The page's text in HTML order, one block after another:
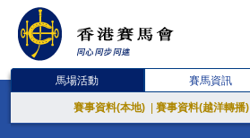
馬場活動 賽馬資訊
賽事資料(本地) 賽事資料(越洋轉播)